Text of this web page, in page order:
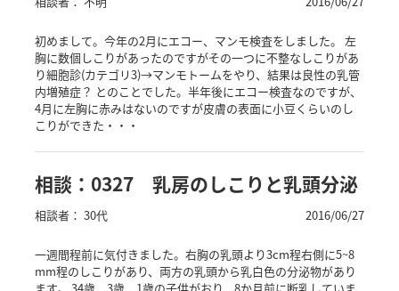
初めまして。今年の2月にエコー、マンモ検査をしました。 左
胸に数個しこりがあったのですがその一つに不整なしこりがあ
り細胞診(カテゴリ3)→マンモトームをやり、結果は良性の乳管
内増殖症？ とのことでした。半年後にエコー検査なのですが、
4月に左胸に赤みはないのですが皮膚の表面に小豆くらいのし
こりができた・・・
相談：0327 乳房のしこりと乳頭分泌
相談者： 30代 2016/06/27
一週間程前に気付きました。右胸の乳頭より3cm程右側に5~8
mm程のしこりがあり、両方の乳頭から乳白色の分泌物があり